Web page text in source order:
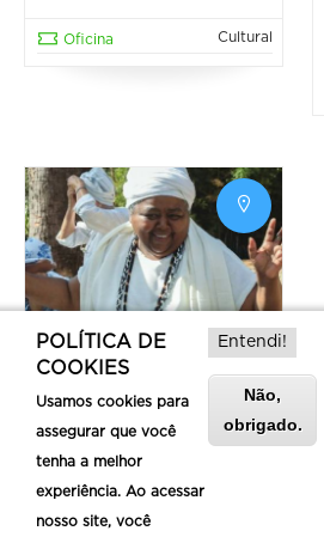
Oficina Cultural
Oficina "Prosa de
08/08/2026 - 15:00 até 17:00
Oficina
POLÍTICA DE
COOKIES
Usamos cookies para
assegurar que você
tenha a melhor
experiência. Ao acessar
nosso site, você
Entendi!
Não,
obrigado.